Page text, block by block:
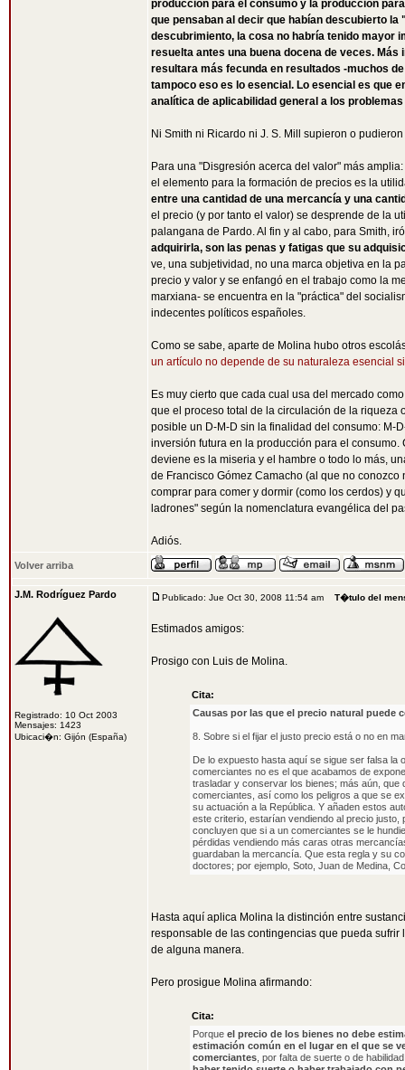
producción para el consumo y la producción
que pensaban al decir que habían descubierto
descubrimiento, la cosa no habría tenido mayor
resuelta antes una buena docena de veces.
resultara más fecunda en resultados -muchos
tampoco eso es lo esencial. Lo esencial es que
analítica de aplicabilidad general a los
Ni Smith ni Ricardo ni J. S. Mill supieron o
Para una "Disgresión acerca del valor" más
el elemento para la formación de precios es la
entre una cantidad de una mercancía y una
el precio (y por tanto el valor) se desprende de la
palangana de Pardo. Al fin y al cabo, para Smith,
adquirirla, son las penas y fatigas que su
ve, una subjetividad, no una marca objetiva en la
precio y valor y se enfangó en el trabajo como la
marxiana- se encuentra en la "práctica" del
indecentes políticos españoles.
Como se sabe, aparte de Molina hubo otros
un artículo no depende de su naturaleza esencial
Es muy cierto que cada cual usa del mercado
que el proceso total de la circulación de la riqueza
posible un D-M-D sin la finalidad del consumo: M-
inversión futura en la producción para el
deviene es la miseria y el hambre o todo lo más,
de Francisco Gómez Camacho (al que no
comprar para comer y dormir (como los cerdos) y
ladrones" según la nomenclatura evangélica del
Adiós.
Volver arriba
J.M. Rodríguez Pardo
Registrado: 10 Oct 2003
Mensajes: 1423
Ubicaci�n: Gijón (España)
Publicado: Jue Oct 30, 2008 11:54 am T�tulo del
Estimados amigos:
Prosigo con Luis de Molina.
Cita:
Causas por las que el precio natural puede
8. Sobre si el fijar el justo precio está o no en
De lo expuesto hasta aquí se sigue ser falsa la
comerciantes no es el que acabamos de
trasladar y conservar los bienes; más aún, que
comerciantes, así como los peligros a que se
su actuación a la República. Y añaden estos
este criterio, estarían vendiendo al precio
concluyen que si a un comerciantes se le
pérdidas vendiendo más caras otras
guardaban la mercancía. Que esta regla y su
doctores; por ejemplo, Soto, Juan de Medina,
Hasta aquí aplica Molina la distinción entre
responsable de las contingencias que pueda
de alguna manera.
Pero prosigue Molina afirmando:
Cita:
Porque el precio de los bienes no debe
estimación común en el lugar en el que se
comerciantes , por falta de suerte o de